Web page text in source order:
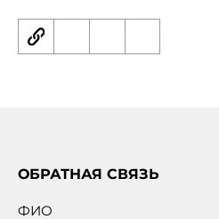
ОБРАТНАЯ СВЯЗЬ
ФИО